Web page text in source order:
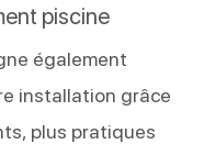
piscine
également
installation grâce
plus pratiques